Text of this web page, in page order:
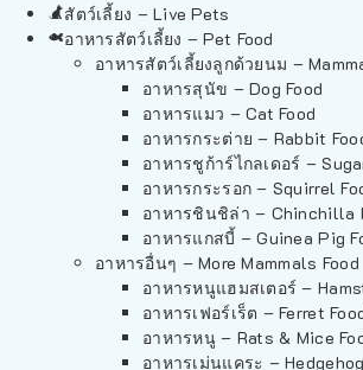
สัตว์เลี้ยง – Live Pets
อาหารสัตว์เลี้ยง – Pet Food
อาหารสัตว์เลี้ยงลูกด้วยนม –
อาหารสุนัข – Dog Food
อาหารแมว – Cat Food
อาหารกระต่าย – Rabbit
อาหารชูก้าร์ไกลเดอร์ –
อาหารกระรอก – Squirrel
อาหารชินชิล่า – Chinchilla
อาหารแกสบี้ – Guinea Pig
อาหารอื่นๆ – More Mammals Food
อาหารหนูแฮมสเตอร์ –
อาหารเฟอร์เร็ต – Ferret
อาหารหนู – Rats & Mice
อาหารเม่นแคระ –